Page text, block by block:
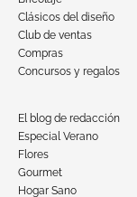
Clásicos del diseño
Club de ventas
Compras
Concursos y regalos
El blog de redacción
Especial Verano
Flores
Gourmet
Hogar Sano